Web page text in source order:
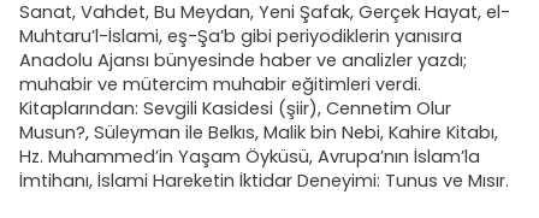
Sanat, Vahdet, Bu Meydan, Yeni Şafak, Gerçek Hayat, el-
Muhtaru’l-İslami, eş-Şa’b gibi periyodiklerin yanısıra
Anadolu Ajansı bünyesinde haber ve analizler yazdı;
muhabir ve mütercim muhabir eğitimleri verdi.
Kitaplarından: Sevgili Kasidesi (şiir), Cennetim Olur
Musun?, Süleyman ile Belkıs, Malik bin Nebi, Kahire Kitabı,
Hz. Muhammed’in Yaşam Öyküsü, Avrupa’nın İslam’la
İmtihanı, İslami Hareketin İktidar Deneyimi: Tunus ve Mısır.